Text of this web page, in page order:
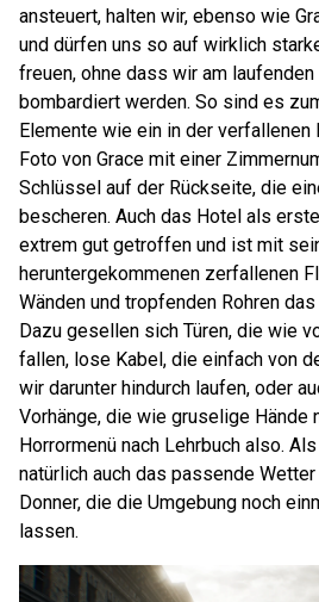
ansteuert, halten wir, ebenso wie
und dürfen uns so auf wirklich
freuen, ohne dass wir am
bombardiert werden. So sind es
Elemente wie ein in der
Foto von Grace mit einer
Schlüssel auf der Rückseite, die
bescheren. Auch das Hotel als
extrem gut getroffen und ist mit
heruntergekommenen zerfallenen
Wänden und tropfenden Rohren
Dazu gesellen sich Türen, die wie
fallen, lose Kabel, die einfach von
wir darunter hindurch laufen, oder
Vorhänge, die wie gruselige Hände
Horrormenü nach Lehrbuch also.
natürlich auch das passende
Donner, die die Umgebung noch
lassen.